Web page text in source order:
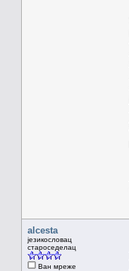
alcesta
језикословац
староседелац
Ван мреже